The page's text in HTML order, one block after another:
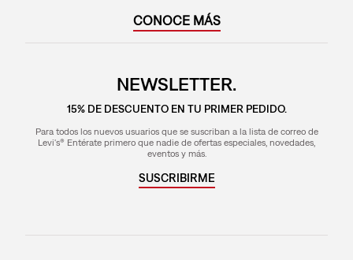
CONOCE MÁS
NEWSLETTER.
15% DE DESCUENTO EN TU PRIMER PEDIDO.
Para todos los nuevos usuarios que se suscriban a la lista de correo de
Levi's® Entérate primero que nadie de ofertas especiales, novedades,
eventos y más.
SUSCRIBIRME